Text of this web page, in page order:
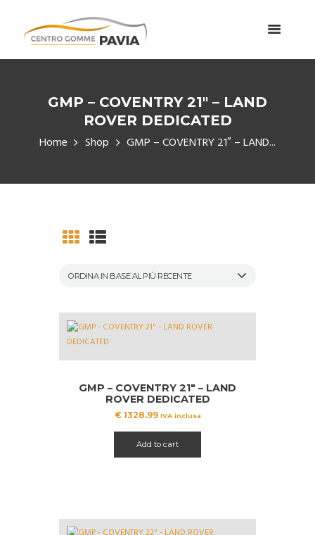
GMP – COVENTRY 21″ – LAND
ROVER DEDICATED
Home Shop GMP – COVENTRY 21″ – LAND...
GMP – COVENTRY 21″ – LAND
ROVER DEDICATED
€1328.99 IVA inclusa
Add to cart